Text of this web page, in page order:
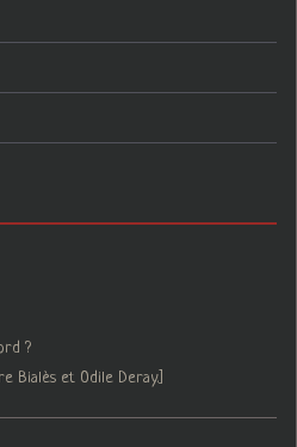
?
Bialès et Odile Deray.]